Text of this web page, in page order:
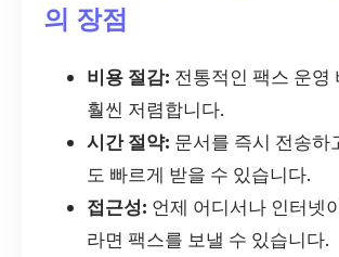
의 장점
비용 절감: 전통적인 팩스 운영
훨씬 저렴합니다.
시간 절약: 문서를 즉시 전송하
도 빠르게 받을 수 있습니다.
접근성: 언제 어디서나 인터넷
라면 팩스를 보낼 수 있습니다.